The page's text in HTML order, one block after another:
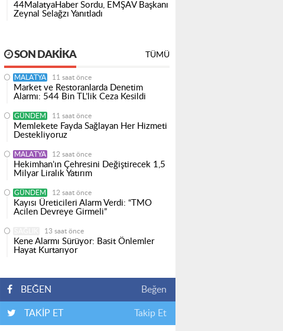
44MalatyaHaber Sordu, EMŞAV Başkanı
Zeynal Selağzı Yanıtladı
SON DAKIKA TÜMÜ
MALATYA 11 saat önce
Market ve Restoranlarda Denetim
Alarmı: 544 Bin TL’lik Ceza Kesildi
GÜNDEM 11 saat önce
Memlekete Fayda Sağlayan Her Hizmeti
Destekliyoruz
MALATYA 12 saat önce
Hekimhan’ın Çehresini Değiştirecek 1,5
Milyar Liralık Yatırım
GÜNDEM 12 saat önce
Kayısı Üreticileri Alarm Verdi: “TMO
Acilen Devreye Girmeli”
13 saat önce
Kene Alarmı Sürüyor: Basit Önlemler
Hayat Kurtarıyor
BEĞEN Beğen
TAKİP ET Takip Et